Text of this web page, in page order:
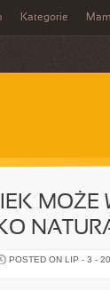
Kategorie
MOŻE
POSTED ON LIP - 3 -